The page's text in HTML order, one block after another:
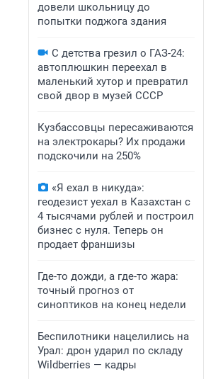
довели школьницу до
попытки поджога здания
С детства грезил о ГАЗ-24:
автоплюшкин переехал в
маленький хутор и превратил
свой двор в музей СССР
Кузбассовцы пересаживаются
на электрокары? Их продажи
подскочили на 250%
«Я ехал в никуда»:
геодезист уехал в Казахстан с
4 тысячами рублей и построил
бизнес с нуля. Теперь он
продает франшизы
Где-то дожди, а где-то жара:
точный прогноз от
синоптиков на конец недели
Беспилотники нацелились на
Урал: дрон ударил по складу
Wildberries — кадры